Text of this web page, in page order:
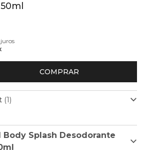
COMPRAR
(1)
Body Splash Desodorante Corporal
Splash Desodorante